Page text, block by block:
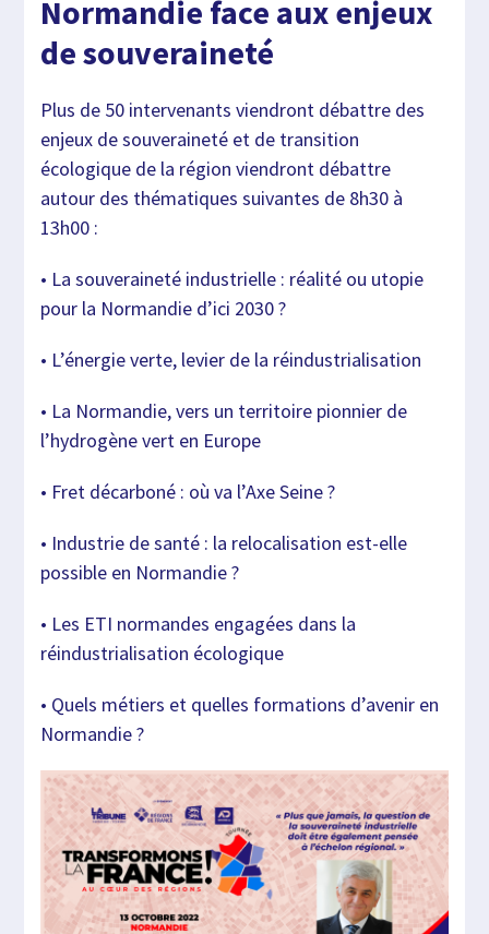
Normandie face aux enjeux
de souveraineté
Plus de 50 intervenants viendront débattre des
enjeux de souveraineté et de transition
écologique de la région viendront débattre
autour des thématiques suivantes de 8h30 à
13h00 :
• La souveraineté industrielle : réalité ou utopie
pour la Normandie d’ici 2030 ?
• L’énergie verte, levier de la réindustrialisation
• La Normandie, vers un territoire pionnier de
l’hydrogène vert en Europe
• Fret décarboné : où va l’Axe Seine ?
• Industrie de santé : la relocalisation est-elle
possible en Normandie ?
• Les ETI normandes engagées dans la
réindustrialisation écologique
• Quels métiers et quelles formations d’avenir en
Normandie ?